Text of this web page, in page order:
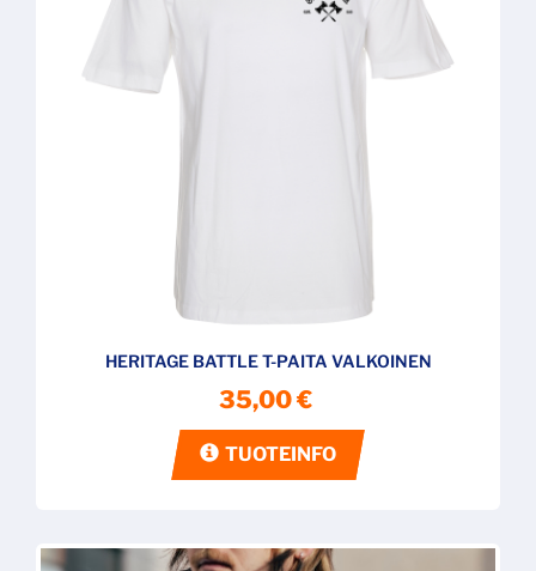
HERITAGE BATTLE T-PAITA VALKOINEN
35,00 €
TUOTEINFO